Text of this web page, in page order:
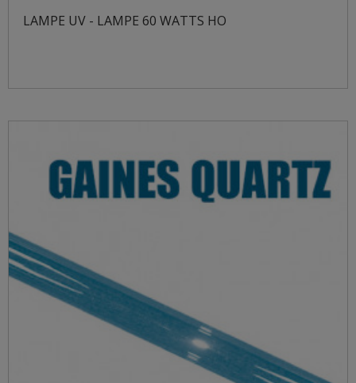
LAMPE UV - LAMPE 60 WATTS HO